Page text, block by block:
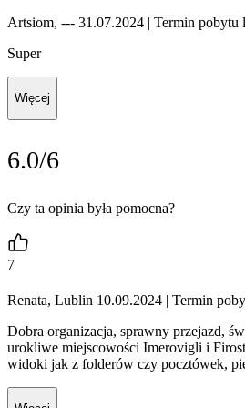
Artsiom, --- 31.07.2024 | Termin pobytu
Super
Więcej
6.0/6
Czy ta opinia była pomocna?
7
Renata, Lublin 10.09.2024 | Termin
Dobra organizacja, sprawny przejazd,
urokliwe miejscowości Imerovigli i
widoki jak z folderów czy pocztówek,